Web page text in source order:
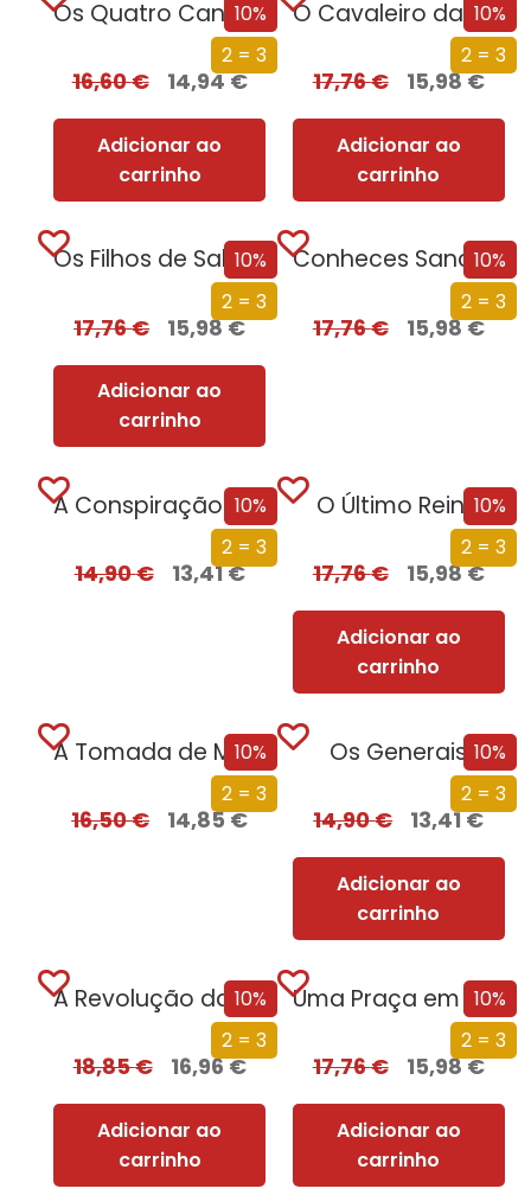
10%
2 = 3
Os Quatro Cantos do Império
16,60€ 14,94€
Adicionar ao
carrinho
10%
2 = 3
O Cavaleiro da Morte
17,76€ 15,98€
Adicionar ao
carrinho
10%
2 = 3
Os Filhos de Salazar
17,76€ 15,98€
Adicionar ao
carrinho
10%
2 = 3
Conheces Sancho?
17,76€ 15,98€
10%
2 = 3
A Conspiração de Papel
14,90€ 13,41€
10%
2 = 3
O Último Reino
17,76€ 15,98€
Adicionar ao
carrinho
10%
2 = 3
A Tomada de Madrid
16,50€ 14,85€
10%
2 = 3
Os Generais
14,90€ 13,41€
Adicionar ao
carrinho
10%
2 = 3
A Revolução da Mulher das Pevides
18,85€ 16,96€
Adicionar ao
carrinho
10%
2 = 3
Uma Praça em Antuérpia
17,76€ 15,98€
Adicionar ao
carrinho